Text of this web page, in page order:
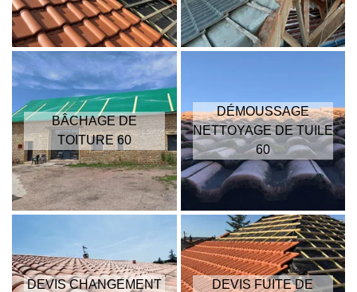
BÂCHAGE DE
TOITURE 60
DÉMOUSSAGE
NETTOYAGE DE TUILE
60
DEVIS CHANGEMENT
DEVIS FUITE DE